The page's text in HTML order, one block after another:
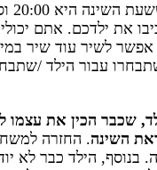
גם
השכיבו את ילדכם. אתם
לשיר עוד שיר
עבור הילד /
שכבר הכין את עצמו
השינה. החזרה
בנוסף, הילד כבר לא